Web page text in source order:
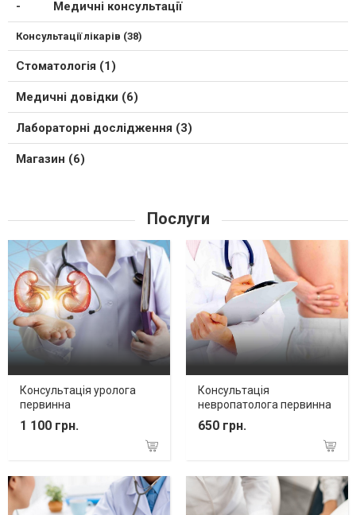
Медичні консультації
Консультації лікарів (38)
Стоматологія (1)
Медичні довідки (6)
Лабораторні дослідження (3)
Магазин (6)
Послуги
Консультація уролога
первинна
1 100 грн.
Консультація
невропатолога первинна
650 грн.